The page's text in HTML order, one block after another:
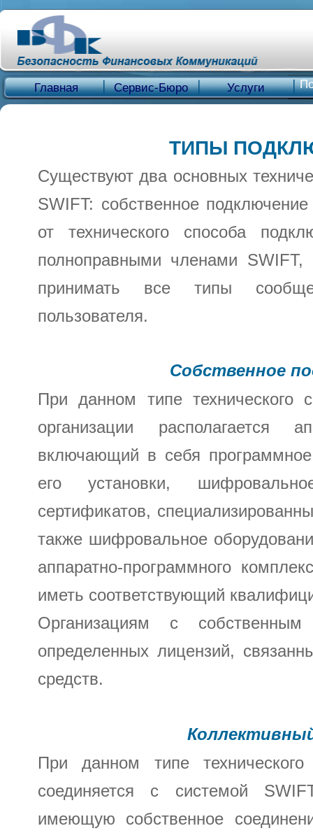
Главная Сервис-Бюро Услуги
ТИПЫ
Существуют два основных
SWIFT: собственное
от технического способа
полноправными членами
принимать все типы
пользователя.
Собственное
При данном типе технического
организации располагается
включающий в себя
его установки,
сертификатов,
также шифровальное
аппаратно-программного
иметь соответствующий
Организациям с
определенных лицензий,
средств.
При данном типе технического
соединяется с системой
имеющую собственное